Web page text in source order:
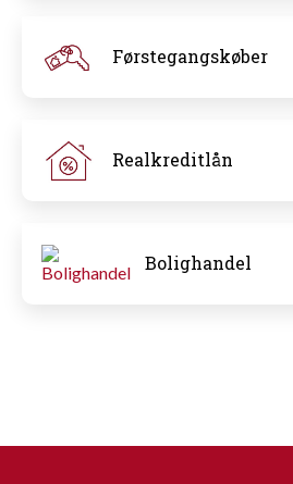
Førstegangskøber
Realkreditlån
Bolighandel